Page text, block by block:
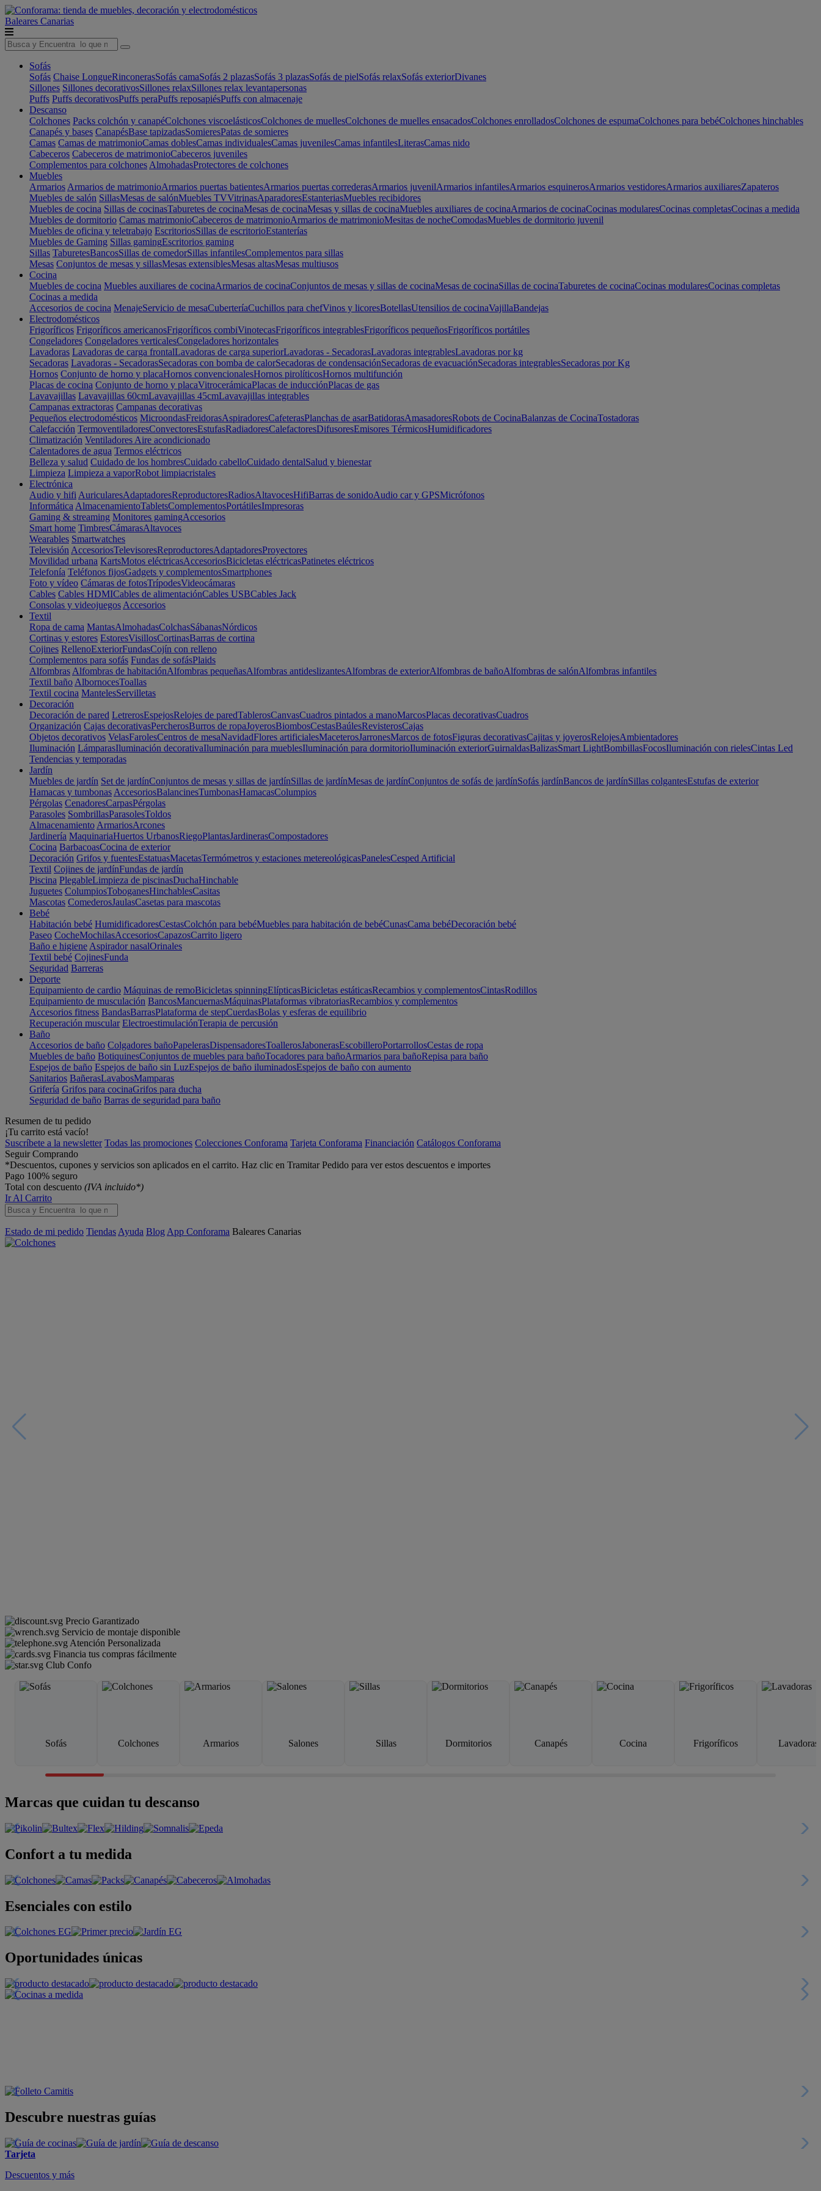
Baleares Canarias
Sofás
Sofás Chaise LongueRinconerasSofás camaSofás 2 plazasSofás 3 plazasSofás de pielSofás relaxSofás exteriorDivanes
Sillones Sillones decorativosSillones relaxSillones relax levantapersonas
Puffs Puffs decorativosPuffs peraPuffs reposapiésPuffs con almacenaje
Descanso
Colchones Packs colchón y canapéColchones viscoelásticosColchones de muellesColchones de muelles ensacadosColchones enrolladosColchones de espumaColchones para bebéColchones hinchables
Canapés y bases CanapésBase tapizadasSomieresPatas de somieres
Camas Camas de matrimonioCamas doblesCamas individualesCamas juvenilesCamas infantilesLiterasCamas nido
Cabeceros Cabeceros de matrimonioCabeceros juveniles
Complementos para colchones AlmohadasProtectores de colchones
Muebles
Armarios Armarios de matrimonioArmarios puertas batientesArmarios puertas correderasArmarios juvenilArmarios infantilesArmarios esquinerosArmarios vestidoresArmarios auxiliaresZapateros
Muebles de salón SillasMesas de salónMuebles TVVitrinasAparadoresEstanteriasMuebles recibidores
Muebles de cocina Sillas de cocinasTaburetes de cocinaMesas de cocinaMesas y sillas de cocinaMuebles auxiliares de cocinaArmarios de cocinaCocinas modularesCocinas completasCocinas a medida
Muebles de dormitorio Camas matrimonioCabeceros de matrimonioArmarios de matrimonioMesitas de nocheComodasMuebles de dormitorio juvenil
Muebles de oficina y teletrabajo EscritoriosSillas de escritorioEstanterías
Muebles de Gaming Sillas gamingEscritorios gaming
Sillas TaburetesBancosSillas de comedorSillas infantilesComplementos para sillas
Mesas Conjuntos de mesas y sillasMesas extensiblesMesas altasMesas multiusos
Cocina
Muebles de cocina Muebles auxiliares de cocinaArmarios de cocinaConjuntos de mesas y sillas de cocinaMesas de cocinaSillas de cocinaTaburetes de cocinaCocinas modularesCocinas completas
Cocinas a medida
Accesorios de cocina MenajeServicio de mesaCuberteríaCuchillos para chefVinos y licoresBotellasUtensilios de cocinaVajillaBandejas
Electrodomésticos
Frigoríficos Frigoríficos americanosFrigoríficos combiVinotecasFrigoríficos integrablesFrigoríficos pequeñosFrigoríficos portátiles
Congeladores Congeladores verticalesCongeladores horizontales
Lavadoras Lavadoras de carga frontalLavadoras de carga superiorLavadoras - SecadorasLavadoras integrablesLavadoras por kg
Secadoras Lavadoras - SecadorasSecadoras con bomba de calorSecadoras de condensaciónSecadoras de evacuaciónSecadoras integrablesSecadoras por Kg
Hornos Conjunto de horno y placaHornos convencionalesHornos pirolíticosHornos multifunción
Placas de cocina Conjunto de horno y placaVitrocerámicaPlacas de inducciónPlacas de gas
Lavavajillas Lavavajillas 60cmLavavajillas 45cmLavavajillas integrables
Campanas extractoras Campanas decorativas
Pequeños electrodomésticos MicroondasFreidorasAspiradoresCafeterasPlanchas de asarBatidorasAmasadoresRobots de CocinaBalanzas de CocinaTostadoras
Calefacción TermoventiladoresConvectoresEstufasRadiadoresCalefactoresDifusoresEmisores TérmicosHumidificadores
Climatización Ventiladores Aire acondicionado
Calentadores de agua Termos eléctricos
Belleza y salud Cuidado de los hombresCuidado cabelloCuidado dentalSalud y bienestar
Limpieza Limpieza a vaporRobot limpiacristales
Electrónica
Audio y hifi AuricularesAdaptadoresReproductoresRadiosAltavocesHifiBarras de sonidoAudio car y GPSMicrófonos
Informática AlmacenamientoTabletsComplementosPortátilesImpresoras
Gaming & streaming Monitores gamingAccesorios
Smart home TimbresCámarasAltavoces
Wearables Smartwatches
Televisión AccesoriosTelevisoresReproductoresAdaptadoresProyectores
Movilidad urbana KartsMotos eléctricasAccesoriosBicicletas eléctricasPatinetes eléctricos
Telefonía Teléfonos fijosGadgets y complementosSmartphones
Foto y vídeo Cámaras de fotosTrípodesVideocámaras
Cables Cables HDMICables de alimentaciónCables USBCables Jack
Consolas y videojuegos Accesorios
Textil
Ropa de cama MantasAlmohadasColchasSábanasNórdicos
Cortinas y estores EstoresVisillosCortinasBarras de cortina
Cojines RellenoExteriorFundasCojín con relleno
Complementos para sofás Fundas de sofásPlaids
Alfombras Alfombras de habitaciónAlfombras pequeñasAlfombras antideslizantesAlfombras de exteriorAlfombras de bañoAlfombras de salónAlfombras infantiles
Textil baño AlbornocesToallas
Textil cocina MantelesServilletas
Decoración
Decoración de pared LetrerosEspejosRelojes de paredTablerosCanvasCuadros pintados a manoMarcosPlacas decorativasCuadros
Organización Cajas decorativasPercherosBurros de ropaJoyerosBiombosCestasBaúlesRevisterosCajas
Objetos decorativos VelasFarolesCentros de mesaNavidadFlores artificialesMaceterosJarronesMarcos de fotosFiguras decorativasCajitas y joyerosRelojesAmbientadores
Iluminación LámparasIluminación decorativaIluminación para mueblesIluminación para dormitorioIluminación exteriorGuirnaldasBalizasSmart LightBombillasFocosIluminación con rielesCintas Led
Tendencias y temporadas
Jardín
Muebles de jardín Set de jardínConjuntos de mesas y sillas de jardínSillas de jardínMesas de jardínConjuntos de sofás de jardínSofás jardínBancos de jardínSillas colgantesEstufas de exterior
Hamacas y tumbonas AccesoriosBalancinesTumbonasHamacasColumpios
Pérgolas CenadoresCarpasPérgolas
Parasoles SombrillasParasolesToldos
Almacenamiento ArmariosArcones
Jardinería MaquinariaHuertos UrbanosRiegoPlantasJardinerasCompostadores
Cocina BarbacoasCocina de exterior
Decoración Grifos y fuentesEstatuasMacetasTermómetros y estaciones metereológicasPanelesCesped Artificial
Textil Cojines de jardínFundas de jardín
Piscina PlegableLimpieza de piscinasDuchaHinchable
Juguetes ColumpiosToboganesHinchablesCasitas
Mascotas ComederosJaulasCasetas para mascotas
Bebé
Habitación bebé HumidificadoresCestasColchón para bebéMuebles para habitación de bebéCunasCama bebéDecoración bebé
Paseo CocheMochilasAccesoriosCapazosCarrito ligero
Baño e higiene Aspirador nasalOrinales
Textil bebé CojinesFunda
Seguridad Barreras
Deporte
Equipamiento de cardio Máquinas de remoBicicletas spinningElípticasBicicletas estáticasRecambios y complementosCintasRodillos
Equipamiento de musculación BancosMancuernasMáquinasPlataformas vibratoriasRecambios y complementos
Accesorios fitness BandasBarrasPlataforma de stepCuerdasBolas y esferas de equilibrio
Recuperación muscular ElectroestimulaciónTerapia de percusión
Baño
Accesorios de baño Colgadores bañoPapelerasDispensadoresToallerosJabonerasEscobilleroPortarrollosCestas de ropa
Muebles de baño BotiquinesConjuntos de muebles para bañoTocadores para bañoArmarios para bañoRepisa para baño
Espejos de baño Espejos de baño sin LuzEspejos de baño iluminadosEspejos de baño con aumento
Sanitarios BañerasLavabosMamparas
Grifería Grifos para cocinaGrifos para ducha
Seguridad de baño Barras de seguridad para baño
Resumen de tu pedido
¡Tu carrito está vacío!
Suscríbete a la newsletter Todas las promociones Colecciones Conforama Tarjeta Conforama Financiación Catálogos Conforama
Seguir Comprando
*Descuentos, cupones y servicios son aplicados en el carrito. Haz clic en Tramitar Pedido para ver estos descuentos e importes
Pago 100% seguro
Total con descuento (IVA incluido*)
Ir Al Carrito
Estado de mi pedido Tiendas Ayuda Blog App Conforama Baleares Canarias
Precio Garantizado
Servicio de montaje disponible
Atención Personalizada
Financia tus compras fácilmente
Club Confo
Sofás Colchones Armarios Salones Sillas Dormitorios Canapés Cocina Frigoríficos Lavadoras
Marcas que cuidan tu descanso
Confort a tu medida
Esenciales con estilo
Oportunidades únicas
Descubre nuestras guías
Tarjeta
Descuentos y más